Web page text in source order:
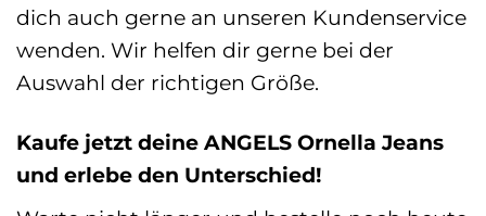
dich auch gerne an unseren Kundenservice
wenden. Wir helfen dir gerne bei der
Auswahl der richtigen Größe.
Kaufe jetzt deine ANGELS Ornella Jeans
und erlebe den Unterschied!